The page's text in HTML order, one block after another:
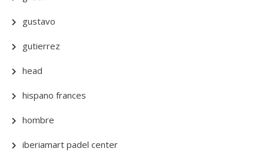
gustavo
gutierrez
head
hispano frances
hombre
iberiamart padel center